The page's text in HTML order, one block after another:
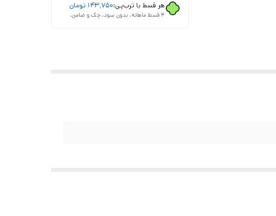
هر قسط با ترب‌پی:۱۴۳٬۷۵۰ تومان
۴ قسط ماهانه. بدون سود، چک و ضامن.